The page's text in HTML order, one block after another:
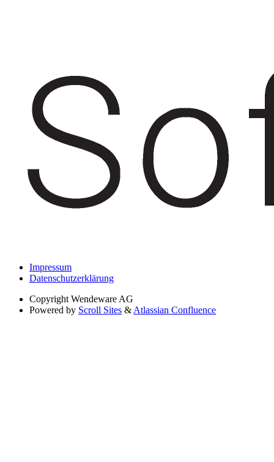
Impressum
Datenschutzerklärung
Copyright Wendeware AG
Powered by Scroll Sites & Atlassian Confluence